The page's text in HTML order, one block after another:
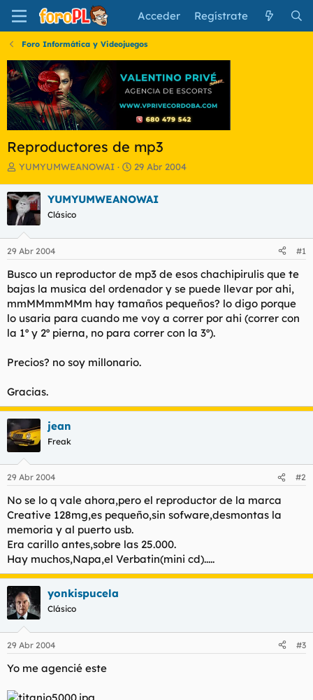
Acceder Regístrate
Foro Informática y Videojuegos
Reproductores de mp3
I
i
c
i
a
d
o
d
e
l
t
e
YUMYUMWEANOWAI
F
h
e
i
c
i
o
29 Abr 2004
YUMYUMWEANOWAI
Clásico
29 Abr 2004 #1
Busco un reproductor de mp3 de esos chachipirulis que te
bajas la musica del ordenador y se puede llevar por ahi,
mmMMmmMMm hay tamaños pequeños? lo digo porque
lo usaria para cuando me voy a correr por ahi (correr con
la 1º y 2º pierna, no para correr con la 3º).
Precios? no soy millonario.
Gracias.
jean
Freak
29 Abr 2004 #2
No se lo q vale ahora,pero el reproductor de la marca
Creative 128mg,es pequeño,sin sofware,desmontas la
memoria y al puerto usb.
Era carillo antes,sobre las 25.000.
Hay muchos,Napa,el Verbatin(mini cd).....
yonkispucela
Clásico
29 Abr 2004 #3
Yo me agencié este